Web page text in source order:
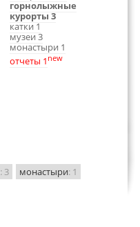
горнолыжные
курорты 3
катки 1
музеи 3
монастыри 1
отчеты 1 new
: 3 монастыри: 1